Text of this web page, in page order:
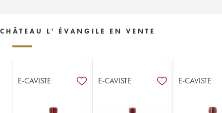
1985
1960
1953
CHÂTEAU L' ÉVANGILE EN VENTE
E-CAVISTE E-CAVISTE E-CAVISTE